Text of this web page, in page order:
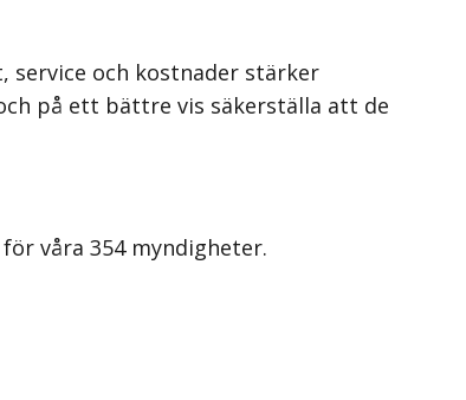
service och kostnader stärker
på ett bättre vis säkerställa att de
våra 354 myndigheter.